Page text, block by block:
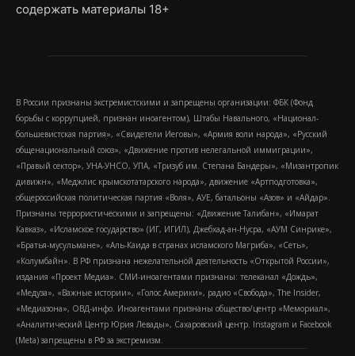
содержать материалы 18+
В России признаны экстремистскими и запрещены организации: ФБК (Фонд
борьбы с коррупцией, признан иноагентом), Штабы Навального, «Национал-
большевистская партия», «Свидетели Иеговы», «Армия воли народа», «Русский
общенациональный союз», «Движение против нелегальной иммиграции»,
«Правый сектор», УНА-УНСО, УПА, «Тризуб им. Степана Бандеры», «Мизантропик
дивижн», «Меджлис крымскотатарского народа», движение «Артподготовка»,
общероссийская политическая партия «Воля», АУЕ, батальоны «Азов» и «Айдар».
Признаны террористическими и запрещены: «Движение Талибан», «Имарат
Кавказ», «Исламское государство» (ИГ, ИГИЛ), Джебхад-ан-Нусра, «АУМ Синрике»,
«Братья-мусульмане», «Аль-Каида в странах исламского Магриба», «Сеть»,
«Колумбайн». В РФ признана нежелательной деятельность «Открытой России»,
издания «Проект Медиа». СМИ-иноагентами признаны: телеканал «Дождь»,
«Медуза», «Важные истории», «Голос Америки», радио «Свобода», The Insider,
«Медиазона», ОВД-инфо. Иноагентами признаны общество/центр «Мемориал»,
«Аналитический Центр Юрия Левады», Сахаровский центр. Instagram и Facebook
(Metа) запрещены в РФ за экстремизм.